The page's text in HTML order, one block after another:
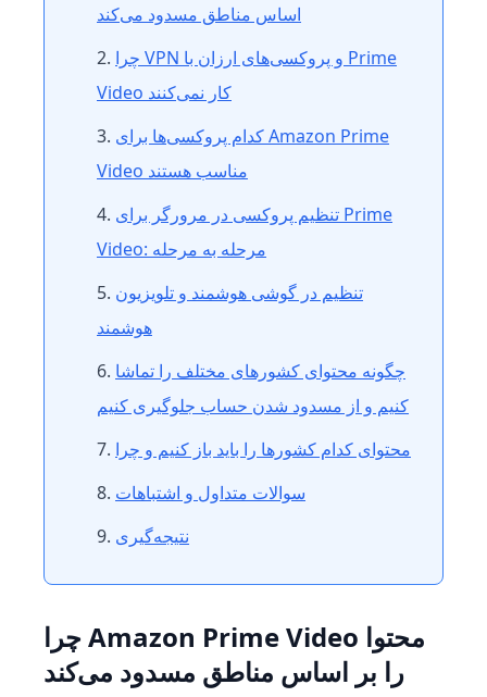
اساس مناطق مسدود می‌کند
چرا VPN و پروکسی‌های ارزان با Prime
Video کار نمی‌کنند
کدام پروکسی‌ها برای Amazon Prime
Video مناسب هستند
تنظیم پروکسی در مرورگر برای Prime
Video: مرحله به مرحله
تنظیم در گوشی هوشمند و تلویزیون
هوشمند
چگونه محتوای کشورهای مختلف را تماشا
کنیم و از مسدود شدن حساب جلوگیری کنیم
محتوای کدام کشورها را باید باز کنیم و چرا
سوالات متداول و اشتباهات
نتیجه‌گیری
چرا Amazon Prime Video محتوا
را بر اساس مناطق مسدود می‌کند